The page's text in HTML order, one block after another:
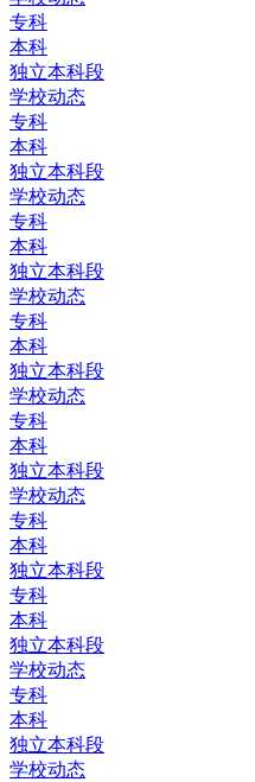
专科
本科
独立本科段
学校动态
专科
本科
独立本科段
学校动态
专科
本科
独立本科段
学校动态
专科
本科
独立本科段
学校动态
专科
本科
独立本科段
学校动态
专科
本科
独立本科段
专科
本科
独立本科段
学校动态
专科
本科
独立本科段
学校动态